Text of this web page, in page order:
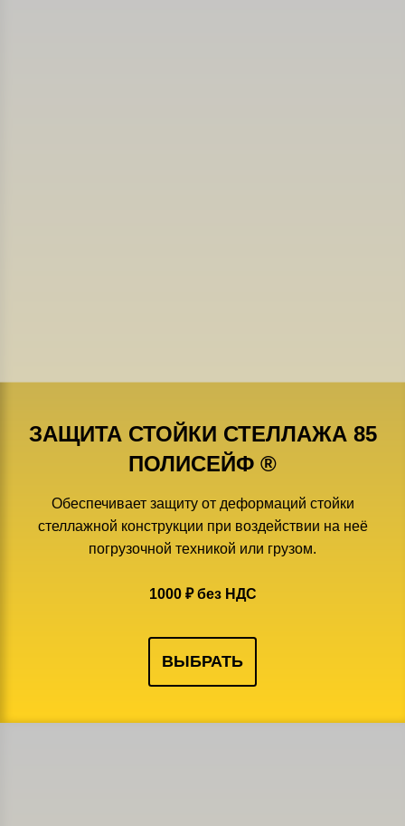
ЗАЩИТА СТОЙКИ СТЕЛЛАЖА 85
ПОЛИСЕЙФ ®
Обеспечивает защиту от деформаций стойки
стеллажной конструкции при воздействии на неё
погрузочной техникой или грузом.
1000 ₽ без НДС
ВЫБРАТЬ